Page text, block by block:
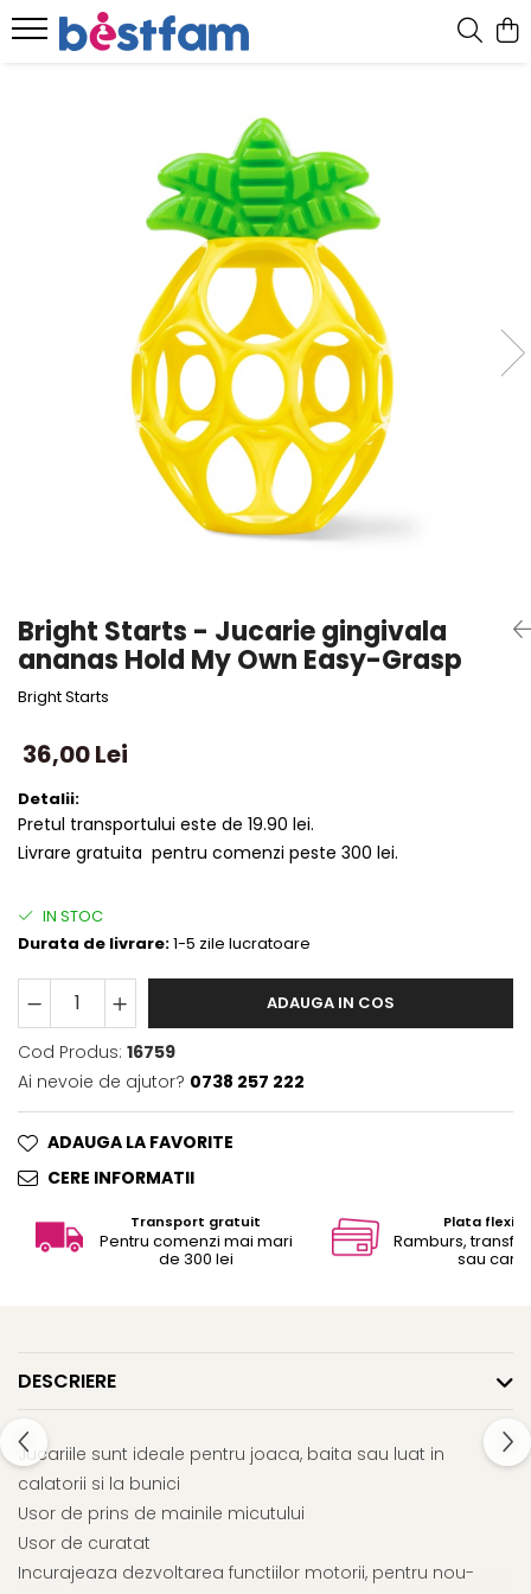
Bright Starts - Jucarie gingivala
ananas Hold My Own Easy-Grasp
Bright Starts
36,00 Lei
Detalii:
Pretul transportului este de 19.90 lei.
Livrare gratuita pentru comenzi peste 300 lei.
IN STOC
Durata de livrare:1-5 zile lucratoare
ADAUGA IN COS
Cod Produs: 16759
Ai nevoie de ajutor? 0738 257 222
ADAUGA LA FAVORITE
CERE INFORMATII
Transport gratuit
Pentru comenzi mai mari
de 300 lei
Plata
Ramburs,
sau card
DESCRIERE
Jucariile sunt ideale pentru joaca, baita sau luat in
calatorii si la bunici
Usor de prins de mainile micutului
Usor de curatat
Incurajeaza dezvoltarea functiilor motorii, pentru nou-